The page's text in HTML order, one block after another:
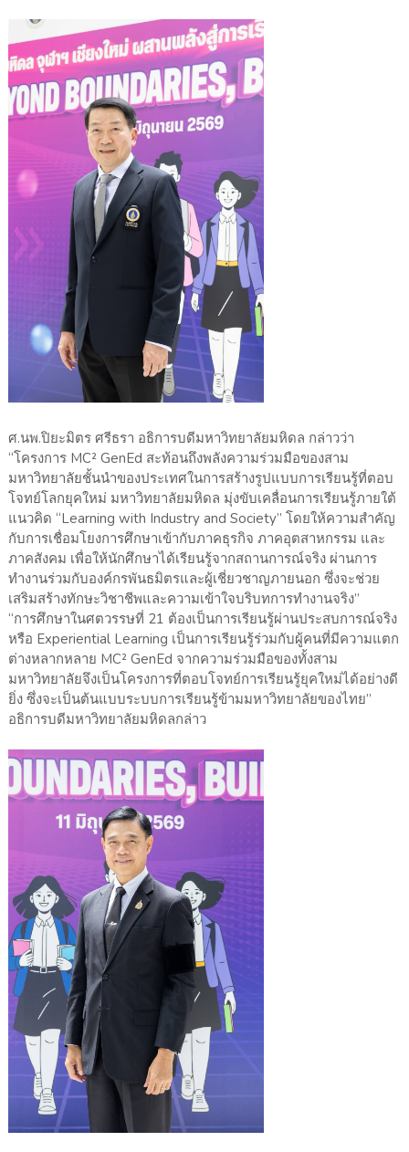
ศ.นพ.ปิยะมิตร ศรีธรา อธิการบดีมหาวิทยาลัยมหิดล กล่าวว่า
“โครงการ MC² GenEd สะท้อนถึงพลังความร่วมมือของสาม
มหาวิทยาลัยชั้นนำของประเทศในการสร้างรูปแบบการเรียนรู้ที่ตอบ
โจทย์โลกยุคใหม่ มหาวิทยาลัยมหิดล มุ่งขับเคลื่อนการเรียนรู้ภายใต้
แนวคิด “Learning with Industry and Society” โดยให้ความสำคัญ
กับการเชื่อมโยงการศึกษาเข้ากับภาคธุรกิจ ภาคอุตสาหกรรม และ
ภาคสังคม เพื่อให้นักศึกษาได้เรียนรู้จากสถานการณ์จริง ผ่านการ
ทำงานร่วมกับองค์กรพันธมิตรและผู้เชี่ยวชาญภายนอก ซึ่งจะช่วย
เสริมสร้างทักษะวิชาชีพและความเข้าใจบริบทการทำงานจริง”
“การศึกษาในศตวรรษที่ 21 ต้องเป็นการเรียนรู้ผ่านประสบการณ์จริง
หรือ Experiential Learning เป็นการเรียนรู้ร่วมกับผู้คนที่มีความแตก
ต่างหลากหลาย MC² GenEd จากความร่วมมือของทั้งสาม
มหาวิทยาลัยจึงเป็นโครงการที่ตอบโจทย์การเรียนรู้ยุคใหม่ได้อย่างดี
ยิ่ง ซึ่งจะเป็นต้นแบบระบบการเรียนรู้ข้ามมหาวิทยาลัยของไทย”
อธิการบดีมหาวิทยาลัยมหิดลกล่าว